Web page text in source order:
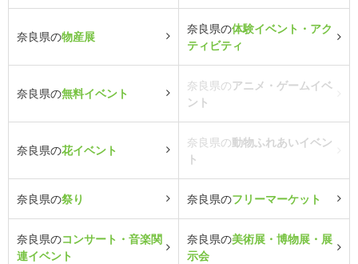
奈良県の物産展
奈良県の体験イベント・アク
ティビティ
奈良県の無料イベント
奈良県のアニメ・ゲームイベ
ント
奈良県の花イベント
奈良県の動物ふれあいイベン
ト
奈良県の祭り 奈良県のフリーマーケット
奈良県のコンサート・音楽関
連イベント
奈良県の美術展・博物展・展
示会